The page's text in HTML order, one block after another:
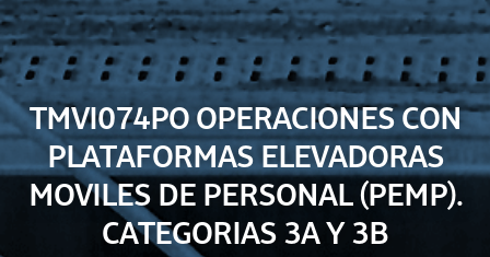
TMVI074PO OPERACIONES CON
PLATAFORMAS ELEVADORAS
MOVILES DE PERSONAL (PEMP).
CATEGORIAS 3A Y 3B